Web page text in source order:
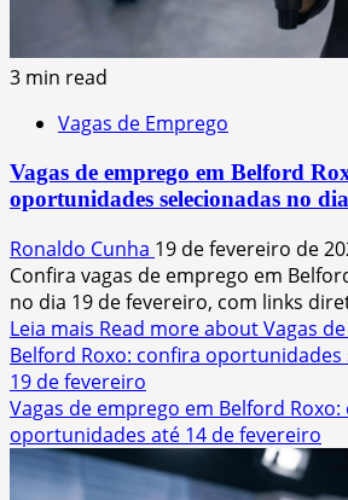
3 min read
Vagas de Emprego
Vagas de emprego em Belford
oportunidades selecionadas no
Ronaldo Cunha 19 de fevereiro de
Confira vagas de emprego em
no dia 19 de fevereiro, com links
Leia mais Read more about Vagas
Belford Roxo: confira oportunidades
19 de fevereiro
Vagas de emprego em Belford
oportunidades até 14 de fevereiro